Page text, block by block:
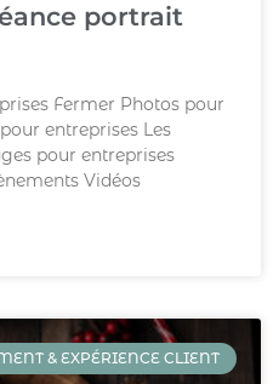
portrait
Fermer Photos pour
entreprises Les
pour entreprises
Vidéos
& EXPÉRIENCE CLIENT